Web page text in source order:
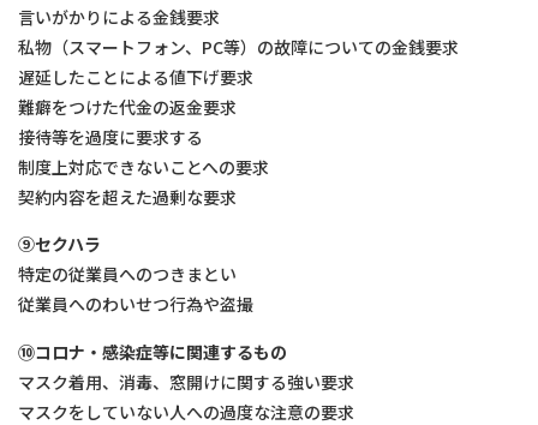
⾔いがかりによる⾦銭要求
私物（スマートフォン、PC等）の故障についての⾦銭要求
遅延したことによる値下げ要求
難癖をつけた代⾦の返⾦要求
接待等を過度に要求する
制度上対応できないことへの要求
契約内容を超えた過剰な要求
⑨セクハラ
特定の従業員へのつきまとい
従業員へのわいせつ⾏為や盗撮
⑩コロナ・感染症等に関連するもの
マスク着⽤、消毒、窓開けに関する強い要求
マスクをしていない⼈への過度な注意の要求